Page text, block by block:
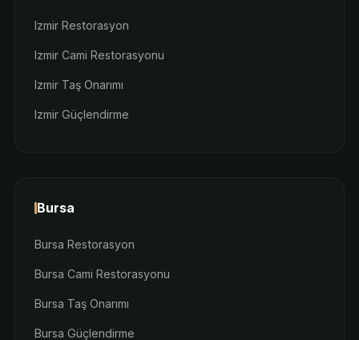
Izmir Restorasyon
Izmir Cami Restorasyonu
Izmir Taş Onarımı
Izmir Güçlendirme
Bursa
Bursa Restorasyon
Bursa Cami Restorasyonu
Bursa Taş Onarımı
Bursa Güçlendirme